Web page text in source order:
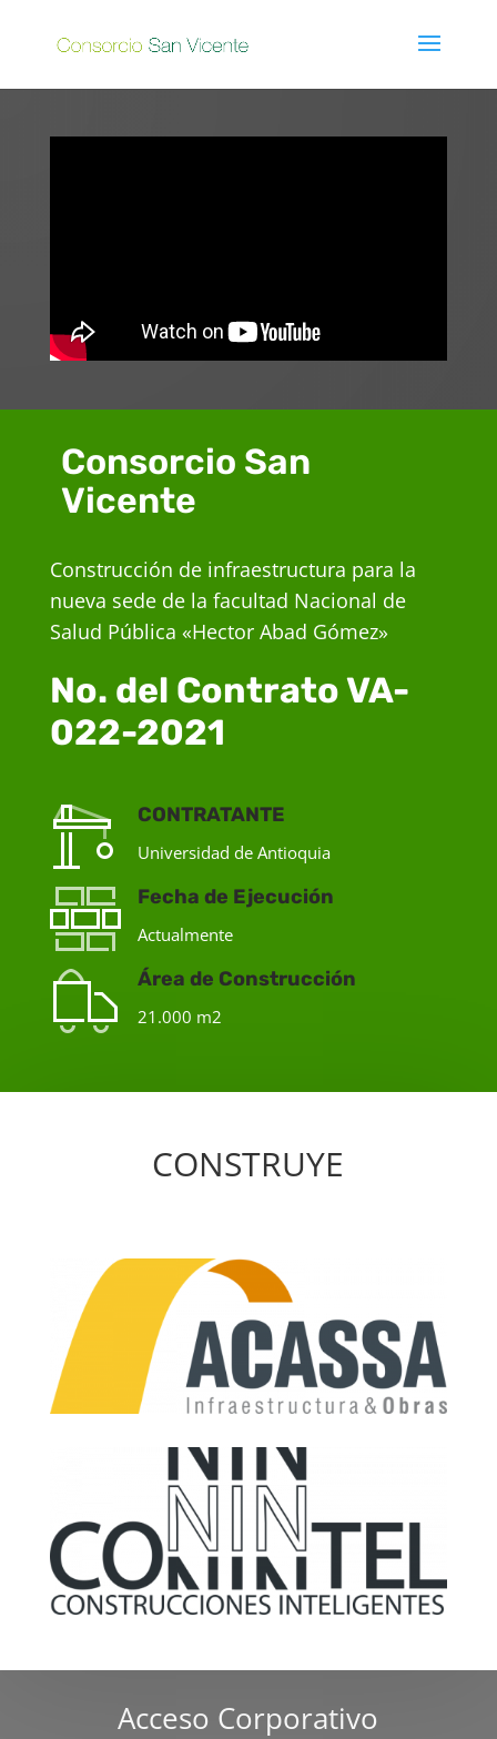
Consorcio San
Vicente
Construcción de infraestructura para la
nueva sede de la facultad Nacional de
Salud Pública «Hector Abad Gómez»
No. del Contrato VA-
022-2021
CONTRATANTE
Universidad de Antioquia
Fecha de Ejecución
Actualmente
Área de Construcción
21.000 m2
CONSTRUYE
Acceso Corporativo